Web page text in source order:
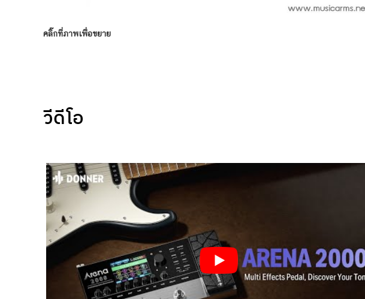
คลิ๊กที่ภาพเพื่อขยาย
วีดีโอ